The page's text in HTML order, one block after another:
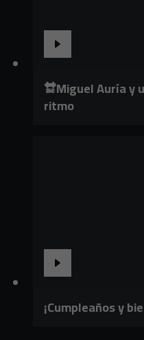
🔛Miguel Auría y
ritmo
¡Cumpleaños y